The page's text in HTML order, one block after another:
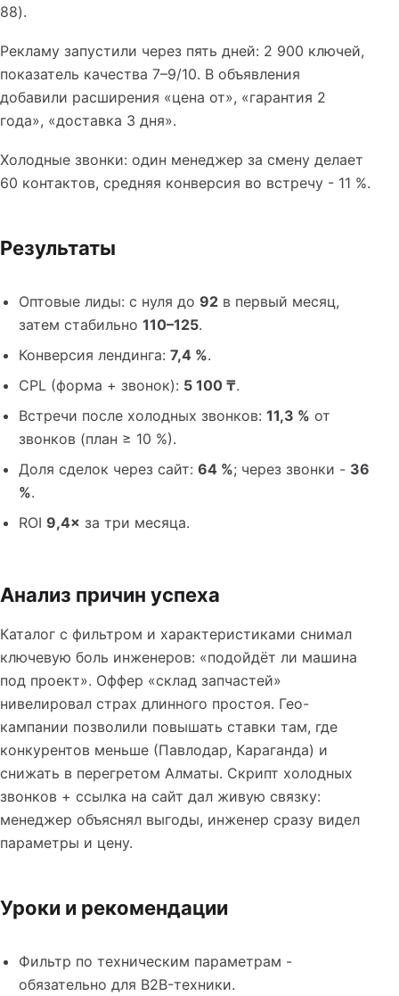
88).
Рекламу запустили через пять дней: 2 900 ключей,
показатель качества 7–9/10. В объявления
добавили расширения «цена от», «гарантия 2
года», «доставка 3 дня».
Холодные звонки: один менеджер за смену делает
60 контактов, средняя конверсия во встречу - 11 %.
Результаты
Оптовые лиды: с нуля до 92в первый месяц,
затем стабильно 110–125.
Конверсия лендинга: 7,4 %.
CPL (форма + звонок): 5 100 ₸.
Встречи после холодных звонков: 11,3 % от
звонков (план ≥ 10 %).
Доля сделок через сайт: 64 %; через звонки - 36
%.
ROI 9,4× за три месяца.
Анализ причин успеха
Каталог с фильтром и характеристиками снимал
ключевую боль инженеров: «подойдёт ли машина
под проект». Оффер «склад запчастей»
нивелировал страх длинного простоя. Гео-
кампании позволили повышать ставки там, где
конкурентов меньше (Павлодар, Караганда) и
снижать в перегретом Алматы. Скрипт холодных
звонков + ссылка на сайт дал живую связку:
менеджер объяснял выгоды, инженер сразу видел
параметры и цену.
Уроки и рекомендации
Фильтр по техническим параметрам -
обязательно для B2B-техники.